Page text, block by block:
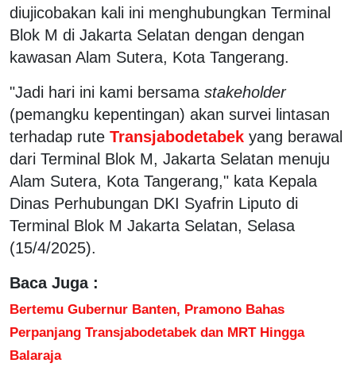
diujicobakan kali ini menghubungkan Terminal
Blok M di Jakarta Selatan dengan dengan
kawasan Alam Sutera, Kota Tangerang.
"Jadi hari ini kami bersama stakeholder
(pemangku kepentingan) akan survei lintasan
terhadap rute Transjabodetabek yang berawal
dari Terminal Blok M, Jakarta Selatan menuju
Alam Sutera, Kota Tangerang," kata Kepala
Dinas Perhubungan DKI Syafrin Liputo di
Terminal Blok M Jakarta Selatan, Selasa
(15/4/2025).
Baca Juga :
Bertemu Gubernur Banten, Pramono Bahas
Perpanjang Transjabodetabek dan MRT Hingga
Balaraja